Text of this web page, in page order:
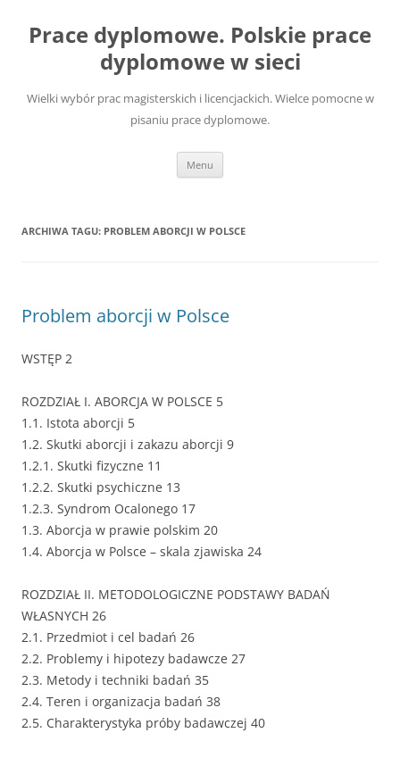
treści
Prace dyplomowe. Polskie prace
dyplomowe w sieci
Wielki wybór prac magisterskich i licencjackich. Wielce pomocne w
pisaniu prace dyplomowe.
Menu
ARCHIWA TAGU: PROBLEM ABORCJI W POLSCE
Problem aborcji w Polsce
WSTĘP 2
ROZDZIAŁ I. ABORCJA W POLSCE 5
1.1. Istota aborcji 5
1.2. Skutki aborcji i zakazu aborcji 9
1.2.1. Skutki fizyczne 11
1.2.2. Skutki psychiczne 13
1.2.3. Syndrom Ocalonego 17
1.3. Aborcja w prawie polskim 20
1.4. Aborcja w Polsce – skala zjawiska 24
ROZDZIAŁ II. METODOLOGICZNE PODSTAWY BADAŃ
WŁASNYCH 26
2.1. Przedmiot i cel badań 26
2.2. Problemy i hipotezy badawcze 27
2.3. Metody i techniki badań 35
2.4. Teren i organizacja badań 38
2.5. Charakterystyka próby badawczej 40